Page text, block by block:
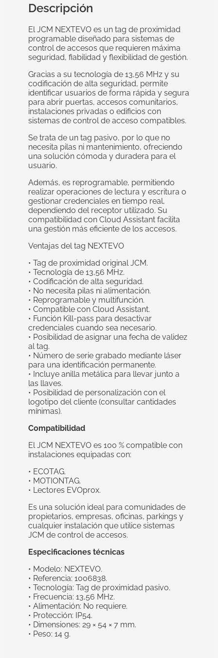
Descripción
El JCM NEXTEVO es un tag de proximidad
programable diseñado para sistemas de
control de accesos que requieren máxima
seguridad, fiabilidad y flexibilidad de gestión.
Gracias a su tecnología de 13,56 MHz y su
codificación de alta seguridad, permite
identificar usuarios de forma rápida y segura
para abrir puertas, accesos comunitarios,
instalaciones privadas o edificios con
sistemas de control de acceso compatibles.
Se trata de un tag pasivo, por lo que no
necesita pilas ni mantenimiento, ofreciendo
una solución cómoda y duradera para el
usuario.
Además, es reprogramable, permitiendo
realizar operaciones de lectura y escritura o
gestionar credenciales en tiempo real,
dependiendo del receptor utilizado. Su
compatibilidad con Cloud Assistant facilita
una gestión más eficiente de los accesos.
Ventajas del tag NEXTEVO
• Tag de proximidad original JCM.
• Tecnología de 13,56 MHz.
• Codificación de alta seguridad.
• No necesita pilas ni alimentación.
• Reprogramable y multifunción.
• Compatible con Cloud Assistant.
• Función Kill-pass para desactivar
credenciales cuando sea necesario.
• Posibilidad de asignar una fecha de validez
al tag.
• Número de serie grabado mediante láser
para una identificación permanente.
• Incluye anilla metálica para llevar junto a
las llaves.
• Posibilidad de personalización con el
logotipo del cliente (consultar cantidades
mínimas).
Compatibilidad
El JCM NEXTEVO es 100 % compatible con
instalaciones equipadas con:
• ECOTAG.
• MOTIONTAG.
• Lectores EVOprox.
Es una solución ideal para comunidades de
propietarios, empresas, oficinas, parkings y
cualquier instalación que utilice sistemas
JCM de control de accesos.
Especificaciones técnicas
• Modelo: NEXTEVO.
• Referencia: 1006838.
• Tecnología: Tag de proximidad pasivo.
• Frecuencia: 13,56 MHz.
• Alimentación: No requiere.
• Protección: IP54.
• Dimensiones: 29 × 54 × 7 mm.
• Peso: 14 g.